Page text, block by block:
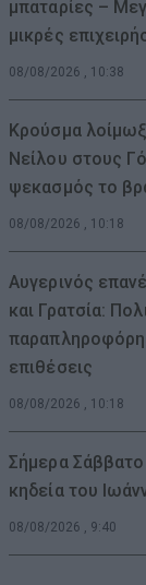
μπαταρίες –
μικρές
08/08/2026 , 10:38
Κρούσμα
Νείλου στους
ψεκασμός το
08/08/2026 , 10:18
Αυγερινός
και Γρατσία:
επιθέσεις
08/08/2026 , 10:18
Σήμερα
κηδεία του
08/08/2026 , 9:40